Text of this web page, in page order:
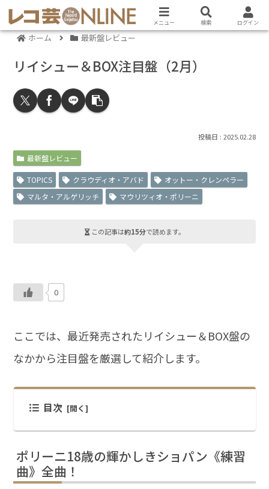
ホーム 最新盤レビュー
リイシュー＆BOX注目盤（2月）
2025.02.28
最新盤レビュー
TOPICS クラウディオ・アバド
オットー・クレンペラー
マルタ・アルゲリッチ
マウリツィオ・ポリーニ
この記事は約15分で読めます。
0
ここでは、最近発売されたリイシュー＆BOX盤の
なかから注目盤を厳選して紹介します。
目次
ポリーニ18歳の輝かしきショパン《練習
曲》全曲！
メニュー 検索 ログイン